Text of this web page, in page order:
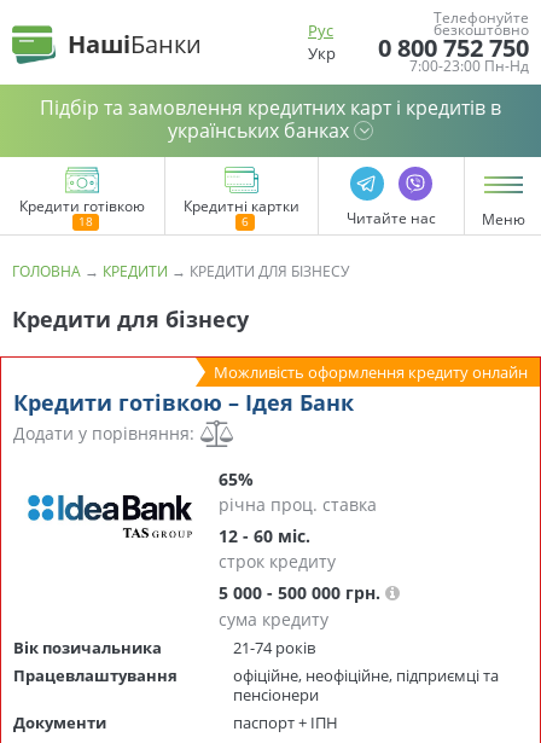
НашіБанки
Рус
Укр
Телефонуйте
безкоштовно
0 800 752 750
7:00-23:00 Пн-Нд
Підбір та замовлення кредитних карт і кредитів в
українських банках
Кредити готівкою Кредитні картки
Читайте нас Меню
ГОЛОВНА → КРЕДИТИ → КРЕДИТИ ДЛЯ БІЗНЕСУ
Кредити для бізнесу
Можливість оформлення кредиту онлайн
Кредити готівкою – Ідея Банк
Додати у порівняння:
65%
річна проц. ставка
12 - 60 міс.
строк кредиту
5 000 - 500 000 грн.
сума кредиту
Вік позичальника
21-74 років
Працевлаштування
офіційне, неофіційне, підприємці та
пенсіонери
Документи
паспорт + ІПН